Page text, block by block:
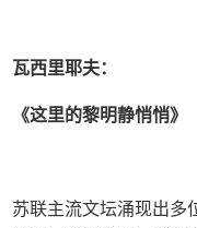
瓦西里耶夫：
《这里的黎明静悄悄》
苏联主流文坛涌现出多